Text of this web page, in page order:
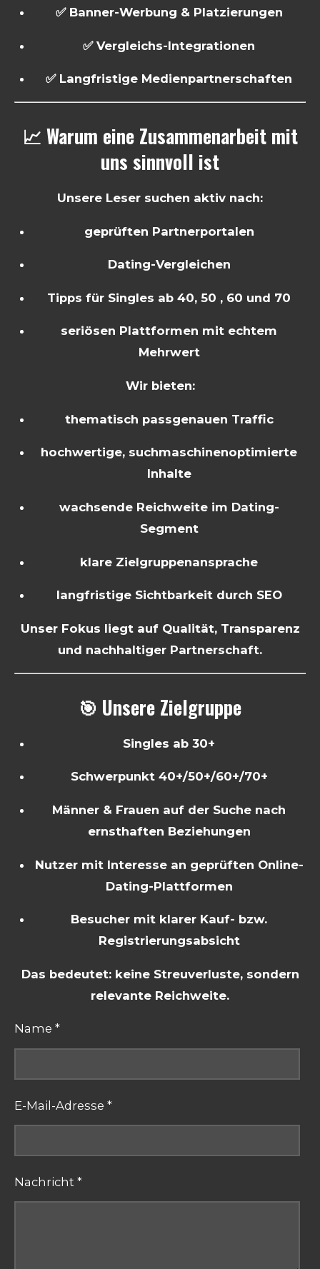
✅ Banner-Werbung & Platzierungen
✅ Vergleichs-Integrationen
✅ Langfristige Medienpartnerschaften
📈 Warum eine Zusammenarbeit mit
uns sinnvoll ist
Unsere Leser suchen aktiv nach:
geprüften Partnerportalen
Dating-Vergleichen
Tipps für Singles ab 40, 50 , 60 und 70
seriösen Plattformen mit echtem
Mehrwert
Wir bieten:
thematisch passgenauen Traffic
hochwertige, suchmaschinenoptimierte
Inhalte
wachsende Reichweite im Dating-
Segment
klare Zielgruppenansprache
langfristige Sichtbarkeit durch SEO
Unser Fokus liegt auf Qualität, Transparenz
und nachhaltiger Partnerschaft.
🎯 Unsere Zielgruppe
Singles ab 30+
Schwerpunkt 40+/50+/60+/70+
Männer & Frauen auf der Suche nach
ernsthaften Beziehungen
Nutzer mit Interesse an geprüften Online-
Dating-Plattformen
Besucher mit klarer Kauf- bzw.
Registrierungsabsicht
Das bedeutet: keine Streuverluste, sondern
relevante Reichweite.
Name *
E-Mail-Adresse *
Nachricht *